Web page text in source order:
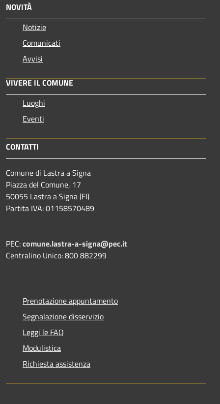
NOVITÀ
Notizie
Comunicati
Avvisi
VIVERE IL COMUNE
Luoghi
Eventi
CONTATTI
Comune di Lastra a Signa
Piazza del Comune, 17
50055 Lastra a Signa (FI)
Partita IVA: 01158570489
PEC:comune.lastra-a-signa@pec.it
Centralino Unico: 800 882299
Prenotazione appuntamento
Segnalazione disservizio
Leggi le FAQ
Modulistica
Richiesta assistenza